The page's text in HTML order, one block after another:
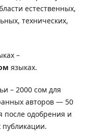
естественных,
технических,
–
языках.
– 2000 сом для
авторов — 50
после одобрения и
публикации.